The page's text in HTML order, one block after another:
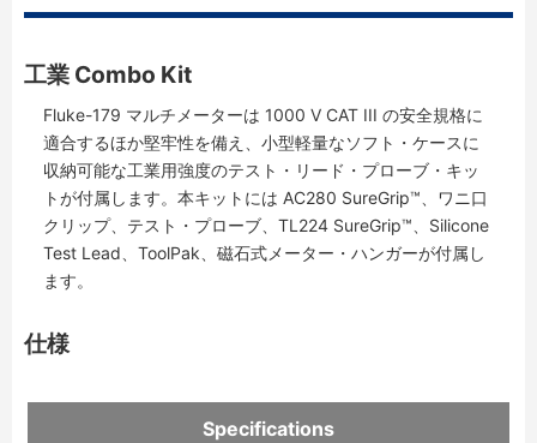
工業 Combo Kit
Fluke-179 マルチメーターは 1000 V CAT III の安全規格に
適合するほか堅牢性を備え、小型軽量なソフト・ケースに
収納可能な工業用強度のテスト・リード・プローブ・キッ
トが付属します。本キットには AC280 SureGrip™、ワニ口
クリップ、テスト・プローブ、TL224 SureGrip™、Silicone
Test Lead、ToolPak、磁石式メーター・ハンガーが付属し
ます。
仕様
Specifications